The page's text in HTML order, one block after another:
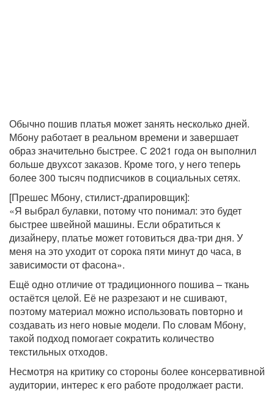
Обычно пошив платья может занять несколько дней.
Мбону работает в реальном времени и завершает
образ значительно быстрее. С 2021 года он выполнил
больше двухсот заказов. Кроме того, у него теперь
более 300 тысяч подписчиков в социальных сетях.
[Прешес Мбону, стилист-драпировщик]:
«Я выбрал булавки, потому что понимал: это будет
быстрее швейной машины. Если обратиться к
дизайнеру, платье может готовиться два-три дня. У
меня на это уходит от сорока пяти минут до часа, в
зависимости от фасона».
Ещё одно отличие от традиционного пошива – ткань
остаётся целой. Её не разрезают и не сшивают,
поэтому материал можно использовать повторно и
создавать из него новые модели. По словам Мбону,
такой подход помогает сократить количество
текстильных отходов.
Несмотря на критику со стороны более консервативной
аудитории, интерес к его работе продолжает расти.